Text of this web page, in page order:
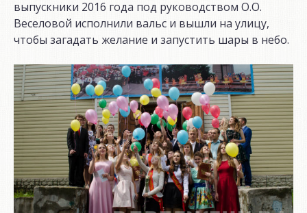
выпускники 2016 года под руководством О.О.
Веселовой исполнили вальс и вышли на улицу,
чтобы загадать желание и запустить шары в небо.